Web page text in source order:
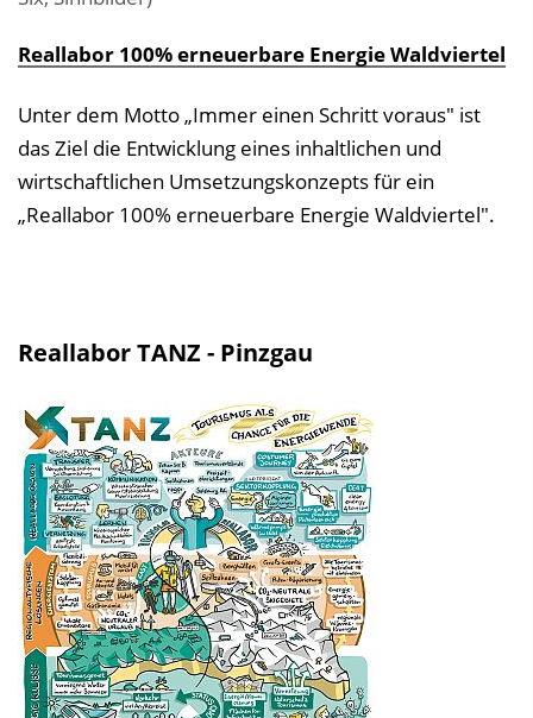
Reallabor 100% erneuerbare Energie Waldviertel
Unter dem Motto „Immer einen Schritt voraus" ist
das Ziel die Entwicklung eines inhaltlichen und
wirtschaftlichen Umsetzungskonzepts für ein
„Reallabor 100% erneuerbare Energie Waldviertel".
Reallabor TANZ - Pinzgau